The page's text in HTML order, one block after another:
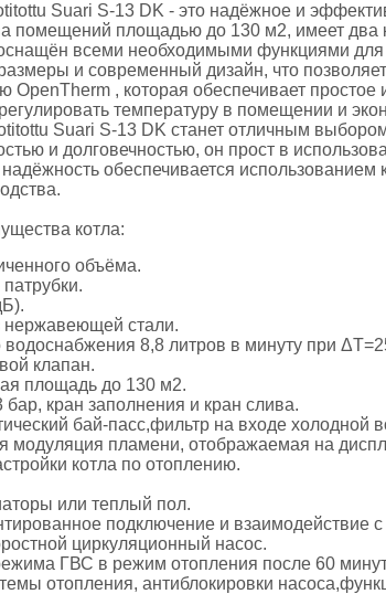
Suari S-13 DK - это надёжное и
помещений площадью до 130 м2, имеет два
всеми необходимыми функциями
и современный дизайн, что
OpenTherm , которая обеспечивает
температуру в помещении и
Suari S-13 DK станет отличным
и долговечностью, он прост в
обеспечивается
котла:
объёма.
нержавеющей стали.
водоснабжения 8,8 литров в минуту при
клапан.
площадь до 130 м2.
кран заполнения и кран слива.
бай-пасс,фильтр на входе холодной
модуляция пламени, отображаемая на
котла по отоплению.
или теплый пол.
подключение и взаимодействие
циркуляционный насос.
ГВС в режим отопления после 60
отопления, антиблокировки